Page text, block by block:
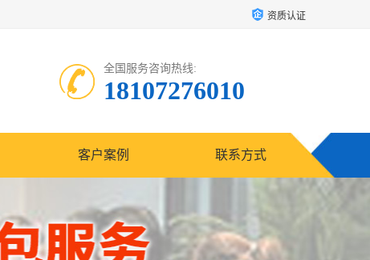
资质认证
全国服务咨询热线:
18107276010
客户案例 联系方式